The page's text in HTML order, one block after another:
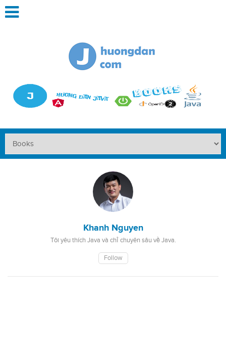
Khanh Nguyen
Tôi yêu thích Java và chỉ chuyên sâu về Java.
Follow